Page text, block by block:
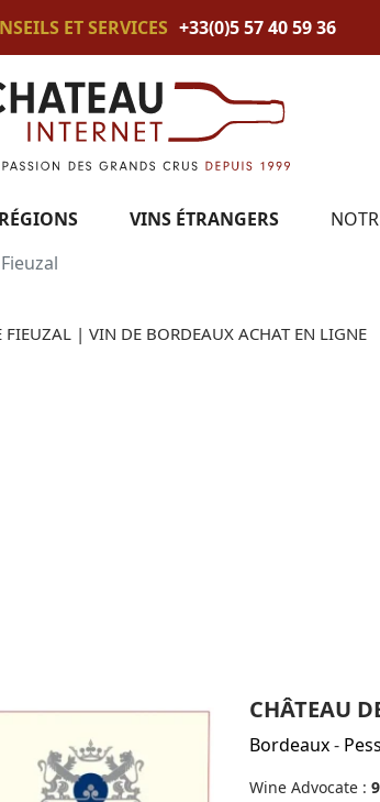
ET SERVICES +33(0)5 57 40 59 36
VINS ÉTRANGERS
FIEUZAL | VIN DE BORDEAUX ACHAT EN LIGNE
CHÂTEAU
Bordeaux-
Wine Advocate :